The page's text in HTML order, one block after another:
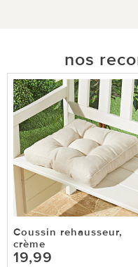
nos
Coussin rehausseur,
crème
19,99